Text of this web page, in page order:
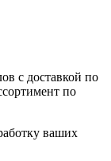
с доставкой по
по
ваших